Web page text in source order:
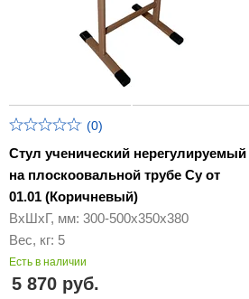
(0)
Стул ученический нерегулируемый
на плоскоовальной трубе Су от
01.01 (Коричневый)
ВхШхГ, мм: 300-500х350х380
Вес, кг: 5
Есть в наличии
5 870 руб.